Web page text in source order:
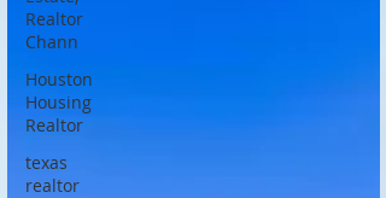
Realtor
Chann
Houston
Housing
Realtor
texas
realtor